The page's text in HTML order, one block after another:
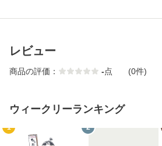
レビュー
商品の評価： -点 (0件)
ウィークリーランキング
1 2